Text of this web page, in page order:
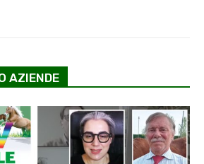
AZIENDE